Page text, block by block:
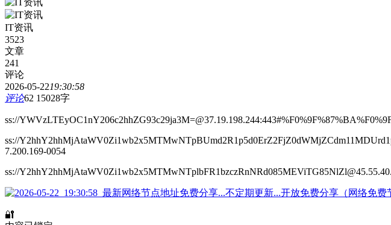
IT资讯
3523
文章
241
评论
2026-05-2219:30:58
评论62 15028字
ss://
ss://
7.200.169-0054
ss://
🔐